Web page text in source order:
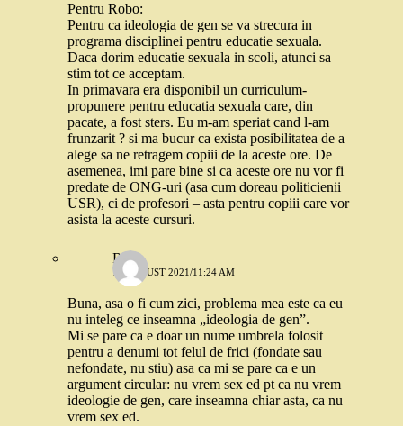
Pentru Robo:
Pentru ca ideologia de gen se va strecura in
programa disciplinei pentru educatie sexuala.
Daca dorim educatie sexuala in scoli, atunci sa
stim tot ce acceptam.
In primavara era disponibil un curriculum-
propunere pentru educatia sexuala care, din
pacate, a fost sters. Eu m-am speriat cand l-am
frunzarit ? si ma bucur ca exista posibilitatea de a
alege sa ne retragem copiii de la aceste ore. De
asemenea, imi pare bine si ca aceste ore nu vor fi
predate de ONG-uri (asa cum doreau politicienii
USR), ci de profesori – asta pentru copiii care vor
asista la aceste cursuri.
Robo
19 AUGUST 2021/11:24 AM
Buna, asa o fi cum zici, problema mea este ca eu
nu inteleg ce inseamna „ideologia de gen”.
Mi se pare ca e doar un nume umbrela folosit
pentru a denumi tot felul de frici (fondate sau
nefondate, nu stiu) asa ca mi se pare ca e un
argument circular: nu vrem sex ed pt ca nu vrem
ideologie de gen, care inseamna chiar asta, ca nu
vrem sex ed.